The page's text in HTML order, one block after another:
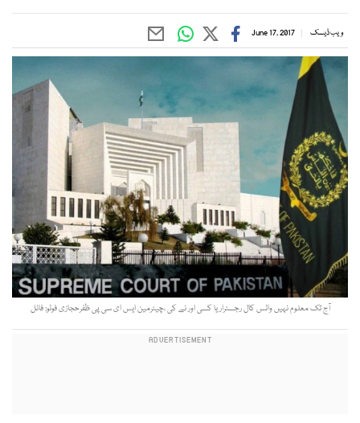
ویب ڈیسک June 17, 2017
آج تک معلوم نہیں واٹس کال رجسٹرار یا کسی اور نے کی ،چیئرمین ایس ای سی پی ظفرحجازی فوٹو: فائل